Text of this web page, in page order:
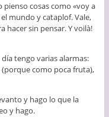
pienso cosas como «voy a
mundo y cataplof. Vale,
hacer sin pensar. Y voilà!
tengo varias alarmas:
como poca fruta),
y hago lo que la
y hago.